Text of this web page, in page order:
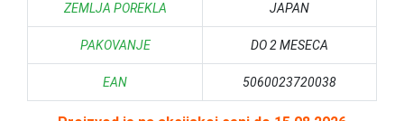
ZEMLJA POREKLA JAPAN
PAKOVANJE DO 2 MESECA
EAN 5060023720038